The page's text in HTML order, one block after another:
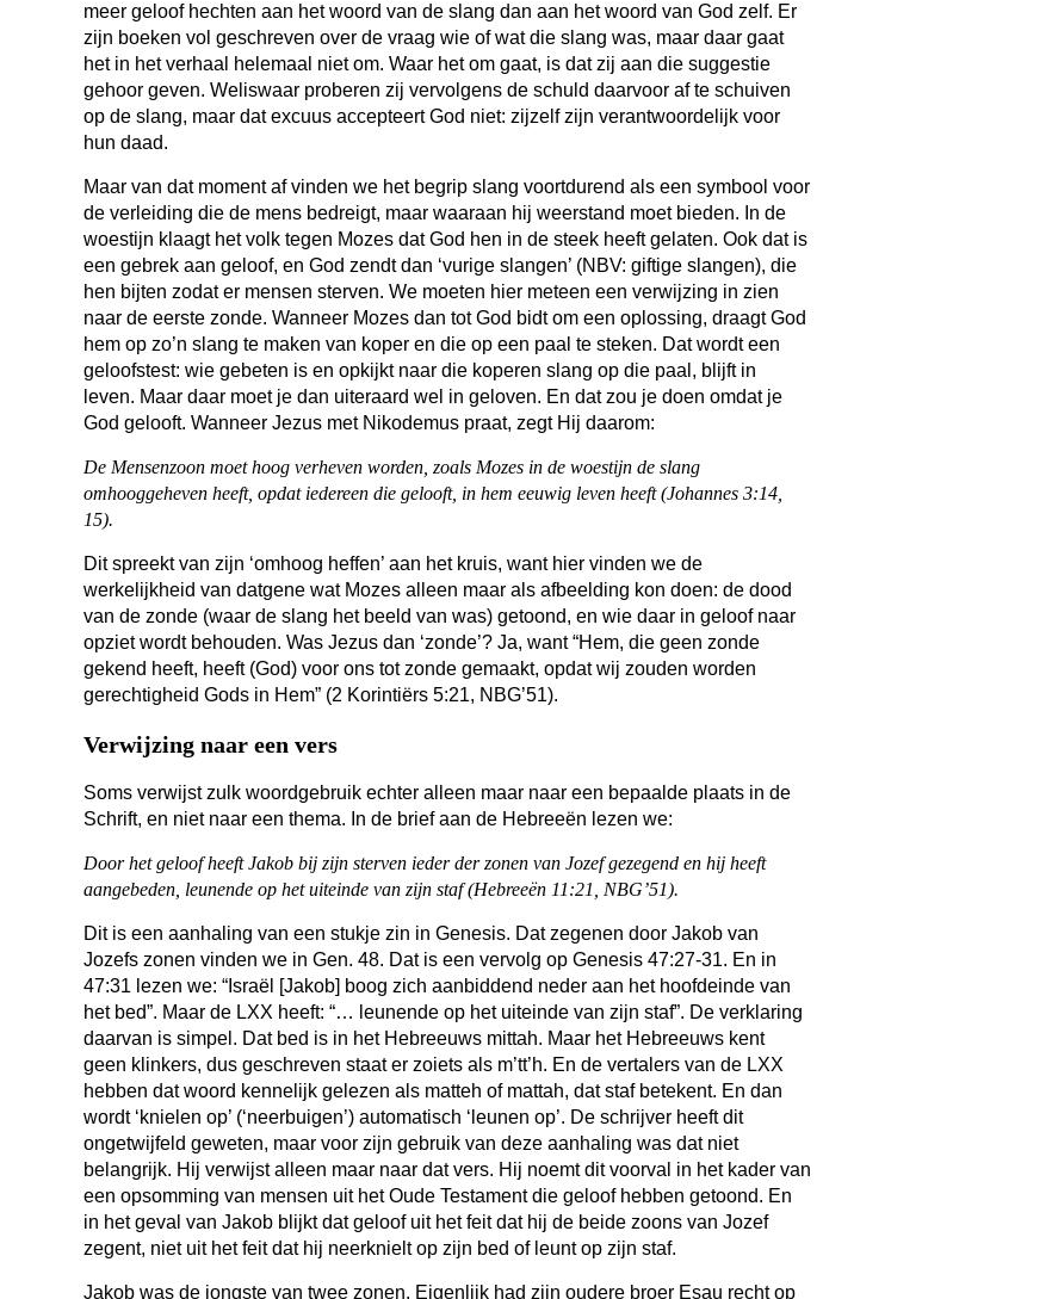
meer geloof hechten aan het woord van de slang dan aan het woord van God zelf. Er
zijn boeken vol geschreven over de vraag wie of wat die slang was, maar daar gaat
het in het verhaal helemaal niet om. Waar het om gaat, is dat zij aan die suggestie
gehoor geven. Weliswaar proberen zij vervolgens de schuld daarvoor af te schuiven
op de slang, maar dat excuus accepteert God niet: zijzelf zijn verantwoordelijk voor
hun daad.
Maar van dat moment af vinden we het begrip slang voortdurend als een symbool voor
de verleiding die de mens bedreigt, maar waaraan hij weerstand moet bieden. In de
woestijn klaagt het volk tegen Mozes dat God hen in de steek heeft gelaten. Ook dat is
een gebrek aan geloof, en God zendt dan ‘vurige slangen’ (NBV: giftige slangen), die
hen bijten zodat er mensen sterven. We moeten hier meteen een verwijzing in zien
naar de eerste zonde. Wanneer Mozes dan tot God bidt om een oplossing, draagt God
hem op zo’n slang te maken van koper en die op een paal te steken. Dat wordt een
geloofstest: wie gebeten is en opkijkt naar die koperen slang op die paal, blijft in
leven. Maar daar moet je dan uiteraard wel in geloven. En dat zou je doen omdat je
God gelooft. Wanneer Jezus met Nikodemus praat, zegt Hij daarom:
De Mensenzoon moet hoog verheven worden, zoals Mozes in de woestijn de slang
omhooggeheven heeft, opdat iedereen die gelooft, in hem eeuwig leven heeft (Johannes 3:14,
15).
Dit spreekt van zijn ‘omhoog heffen’ aan het kruis, want hier vinden we de
werkelijkheid van datgene wat Mozes alleen maar als afbeelding kon doen: de dood
van de zonde (waar de slang het beeld van was) getoond, en wie daar in geloof naar
opziet wordt behouden. Was Jezus dan ‘zonde’? Ja, want “Hem, die geen zonde
gekend heeft, heeft (God) voor ons tot zonde gemaakt, opdat wij zouden worden
gerechtigheid Gods in Hem” (2 Korintiërs 5:21, NBG’51).
Verwijzing naar een vers
Soms verwijst zulk woordgebruik echter alleen maar naar een bepaalde plaats in de
Schrift, en niet naar een thema. In de brief aan de Hebreeën lezen we:
Door het geloof heeft Jakob bij zijn sterven ieder der zonen van Jozef gezegend en hij heeft
aangebeden, leunende op het uiteinde van zijn staf (Hebreeën 11:21, NBG’51).
Dit is een aanhaling van een stukje zin in Genesis. Dat zegenen door Jakob van
Jozefs zonen vinden we in Gen. 48. Dat is een vervolg op Genesis 47:27-31. En in
47:31 lezen we: “Israël [Jakob] boog zich aanbiddend neder aan het hoofdeinde van
het bed”. Maar de LXX heeft: “… leunende op het uiteinde van zijn staf”. De verklaring
daarvan is simpel. Dat bed is in het Hebreeuws mittah. Maar het Hebreeuws kent
geen klinkers, dus geschreven staat er zoiets als m’tt’h. En de vertalers van de LXX
hebben dat woord kennelijk gelezen als matteh of mattah, dat staf betekent. En dan
wordt ‘knielen op’ (‘neerbuigen’) automatisch ‘leunen op’. De schrijver heeft dit
ongetwijfeld geweten, maar voor zijn gebruik van deze aanhaling was dat niet
belangrijk. Hij verwijst alleen maar naar dat vers. Hij noemt dit voorval in het kader van
een opsomming van mensen uit het Oude Testament die geloof hebben getoond. En
in het geval van Jakob blijkt dat geloof uit het feit dat hij de beide zoons van Jozef
zegent, niet uit het feit dat hij neerknielt op zijn bed of leunt op zijn staf.
Jakob was de jongste van twee zonen. Eigenlijk had zijn oudere broer Esau recht op